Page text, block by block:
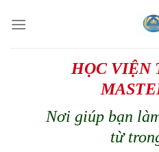
HỌC VIỆN
Nơi giúp bạn
từ